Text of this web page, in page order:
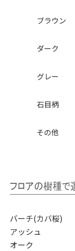
ブラウン
ダーク
グレー
石目柄
その他
バーチ(カバ桜)
アッシュ
オーク